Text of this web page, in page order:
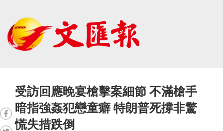
受訪回應晚宴槍擊案細節 不滿槍手
暗指強姦犯戀童癖 特朗普死撐非驚
慌失措跌倒